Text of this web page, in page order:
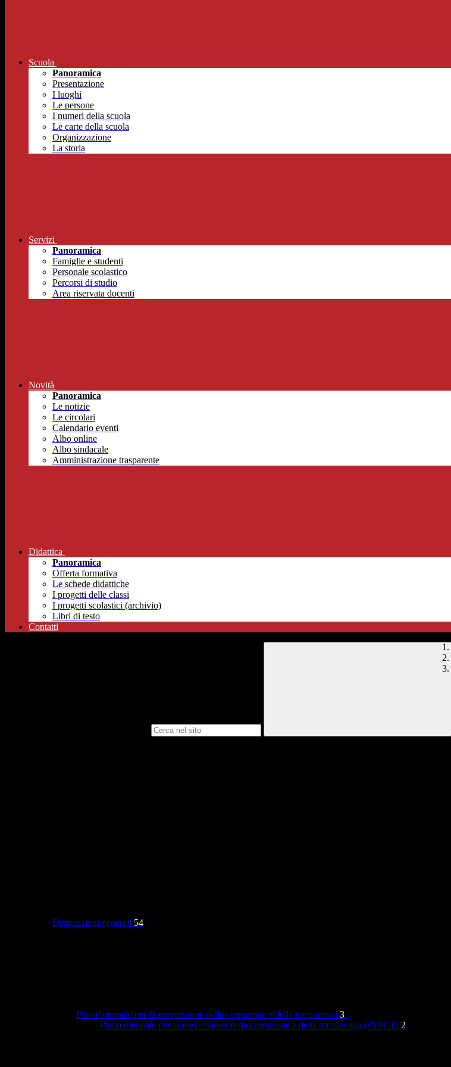
Scuola
Panoramica
Presentazione
I luoghi
Le persone
I numeri della scuola
Le carte della scuola
Organizzazione
La storia
Servizi
Panoramica
Famiglie e studenti
Personale scolastico
Percorsi di studio
Area riservata docenti
Novità
Panoramica
Le notizie
Le circolari
Calendario eventi
Albo online
Albo sindacale
Amministrazione trasparente
Didattica
Panoramica
Offerta formativa
Le schede didattiche
I progetti delle classi
I progetti scolastici (archivio)
Libri di testo
Contatti
Disposizioni generali 54
Piano triennale per la prevenzione della corruzione e della trasparenza 3
Piano triennale per la prevenzione della corruzione e della trasparenza (PTPCT) 2